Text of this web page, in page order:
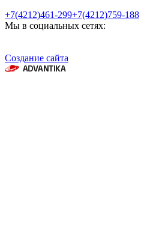
+7(4212)461-299+7(4212)759-188
Мы в социальных сетях:
Создание сайта